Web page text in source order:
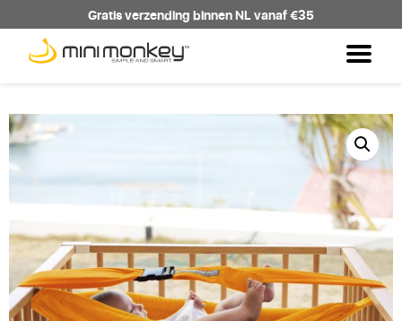
Gratis verzending binnen NL vanaf €35